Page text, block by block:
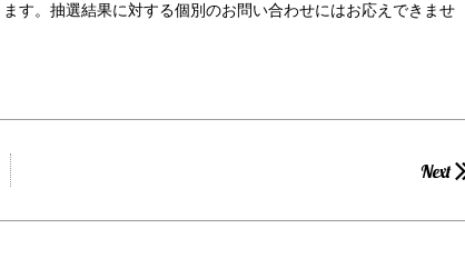
す。抽選結果に対する個別のお問い合わせにはお応えできませ
Next